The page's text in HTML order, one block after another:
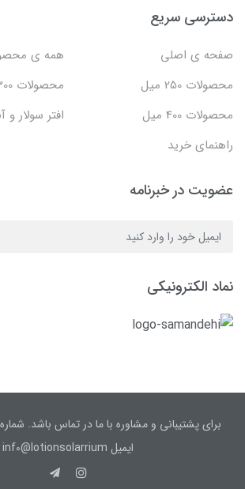
دسترسی سریع
صفحه ی اصلی
همه ی
محصولات 250 میل
محصولات 300 میل
محصولات 400 میل
افتر سولار
راهنمای خرید
عضویت در خبرنامه
نماد الکترونیکی
برای پشتیبانی و مشاوره با ما در تماس باشد. شماره تماس
ایمیل inf0@lotionsolarrium